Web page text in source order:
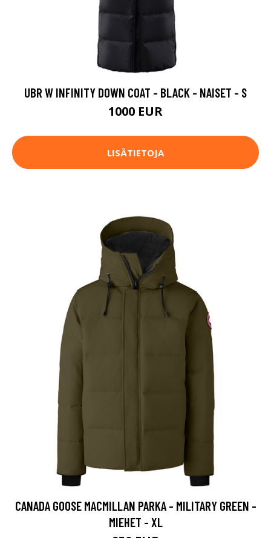
UBR W INFINITY DOWN COAT - BLACK - NAISET - S
1000 EUR
LISÄTIETOJA
CANADA GOOSE MACMILLAN PARKA - MILITARY GREEN -
MIEHET - XL